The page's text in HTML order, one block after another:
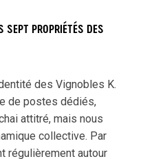
SEPT PROPRIÉTÉS DES
des Vignobles K.
de postes dédiés,
attitré, mais nous
collective. Par
régulièrement autour